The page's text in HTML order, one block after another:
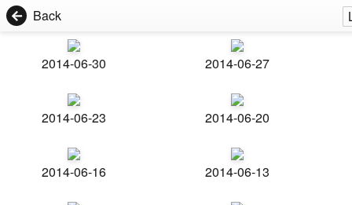
Back
2014-06-30 2014-06-27
2014-06-23 2014-06-20
2014-06-16 2014-06-13